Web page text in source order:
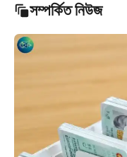
সম্পর্কিত নিউজ